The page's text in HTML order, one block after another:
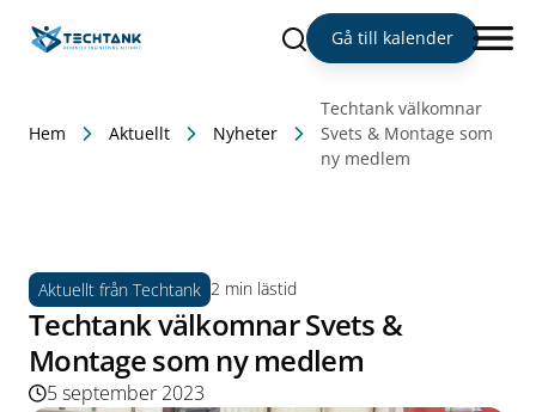
Sök Gå till kalender
Hem Aktuellt Nyheter
Techtank välkomnar
Svets & Montage som
ny medlem
Aktuellt från Techtank 2 min lästid
Techtank välkomnar Svets &
Montage som ny medlem
5 september 2023